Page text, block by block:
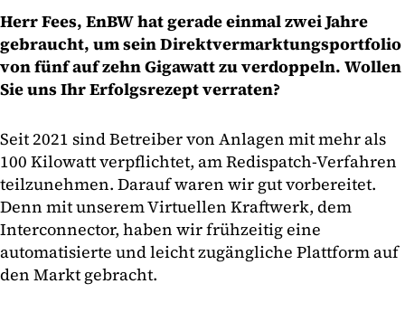
Herr Fees, EnBW hat gerade einmal zwei Jahre
gebraucht, um sein Direktvermarktungsportfolio
von fünf auf zehn Gigawatt zu verdoppeln. Wollen
Sie uns Ihr Erfolgsrezept verraten?
Seit 2021 sind Betreiber von Anlagen mit mehr als
100 Kilowatt verpflichtet, am Redispatch-Verfahren
teilzunehmen. Darauf waren wir gut vorbereitet.
Denn mit unserem Virtuellen Kraftwerk, dem
Interconnector, haben wir frühzeitig eine
automatisierte und leicht zugängliche Plattform auf
den Markt gebracht.